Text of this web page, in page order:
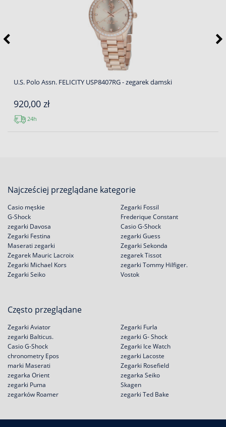
U.S. Polo Assn. FELICITY USP8407RG - zegarek damski
920,00 zł
24h
Najcześciej przeglądane kategorie
Casio męskie
G-Shock
zegarki Davosa
Zegarki Festina
Zegarki Fossil
Frederique Constant
Casio G-Shock
zegarki Guess
Maserati zegarki
Zegarek Mauric Lacroix
Zegarki Michael Kors
Zegarki Seiko
Zegarki Sekonda
zegarek Tissot
zegarki Tommy Hilfiger.
Vostok
Często przeglądane
Zegarki Aviator
zegarki Balticus.
Casio G-Shock
chronometry Epos
Zegarki Furla
zegarki G- Shock
Zegarki Ice Watch
zegarki Lacoste
marki Maserati
zegarka Orient
zegarki Puma
zegarków Roamer
Zegarki Rosefield
zegarka Seiko
Skagen
zegarki Ted Bake